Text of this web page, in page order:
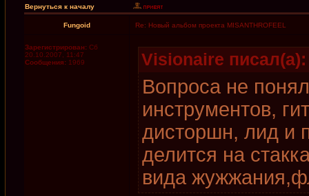
Вернуться к началу
Fungoid Re: Новый альбом проекта MISANTHROFEEL
Зарегистрирован: Сб
20.10.2007, 11:47
Сообщения: 1969 Visionaire писал(а):
Вопроса не
инструментов,
дисторшн, лид и
делится на
вида